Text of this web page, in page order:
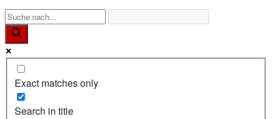
Exact matches only
Search in title